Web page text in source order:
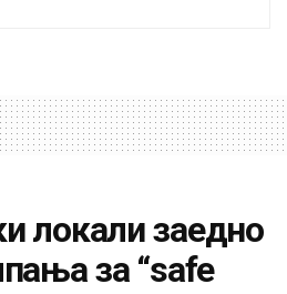
локали заедно
за “safe